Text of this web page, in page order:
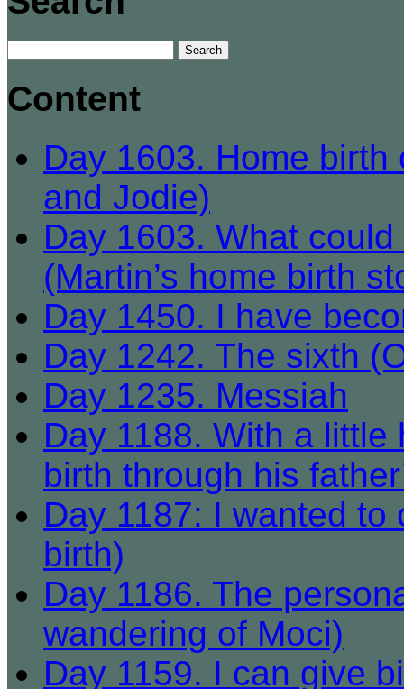
Content
Day 1603. Home
and Jodie)
Day 1603. What
(Martin’s home birth
Day 1450. I have
Day 1242. The sixth
Day 1235. Messiah
Day 1188. With a little
birth through his
Day 1187: I wanted to
birth)
Day 1186. The
wandering of Moci)
Day 1159. I can give